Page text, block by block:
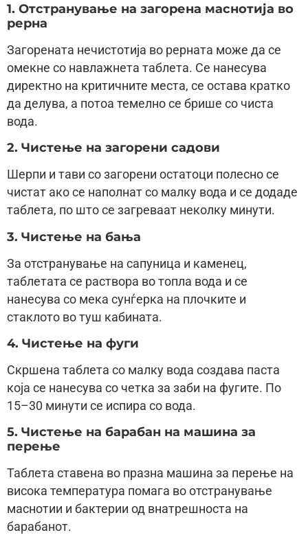
1. Отстранување на загорена маснотија во
рерна
Загорената нечистотија во рерната може да се
омекне со навлажнета таблета. Се нанесува
директно на критичните места, се остава кратко
да делува, а потоа темелно се брише со чиста
вода.
2. Чистење на загорени садови
Шерпи и тави со загорени остатоци полесно се
чистат ако се наполнат со малку вода и се додаде
таблета, по што се загреваат неколку минути.
3. Чистење на бања
За отстранување на сапуница и каменец,
таблетата се раствора во топла вода и се
нанесува со мека сунѓерка на плочките и
стаклото во туш кабината.
4. Чистење на фуги
Скршена таблета со малку вода создава паста
која се нанесува со четка за заби на фугите. По
15–30 минути се испира со вода.
5. Чистење на барабан на машина за
перење
Таблета ставена во празна машина за перење на
висока температура помага во отстранување
маснотии и бактерии од внатрешноста на
барабанот.